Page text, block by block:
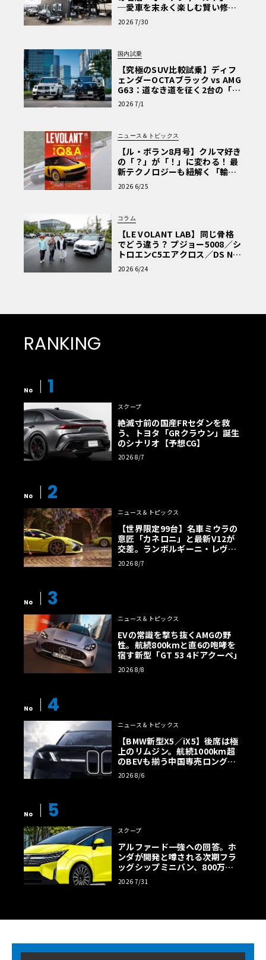
─愛車を末永く楽しむ賢い修理
術と、プロがフックス製オイル
を選ぶ理由〈PR〉
2026 7/30
国内試乗
【究極のSUV比較試乗】ディフ
ェンダーOCTAブラック vs AMG
G63：道なき道を征く2台の「対
極的アプローチ」
2026 7/1
ニュース＆トピックス
【ル・ボラン8月号】クルマ好き
の「？」が「！」に変わる！ 最
新テクノロジーも紐解く「輸入
車Q&A」
2026 6/25
コラム
【LE VOLANT LAB】同じ骨格
でどう違う？ プジョー5008／シ
トロエンC5エアクロス／DS Nº4
読者一気乗りレポート
2026 6/24
RANKING
No 1
スクープ
絶滅寸前の国産FRセダンを救
う、トヨタ「GRクラウン」誕生
のシナリオ【予想CG】
2026 8/7
No 2
ニュース＆トピックス
【世界限定99台】名車ミウラの
意匠「カネロニ」と最新V12が
交差。ランボルギーニ・レヴエ
ルトに60周年記念車が登場
2026 8/7
No 3
ニュース＆トピックス
EVの常識を撃ち抜くAMGの野
性。航続800kmと直6の咆哮を
宿す新型「GT 53 4ドアクーペ」
2026 8/8
No 4
ニュース＆トピックス
【BMW新型X5／iX5】後席は極
上のリムジン。航続1000km超
のBEVも揃う中国専売ロング仕
様の全貌
2026 8/6
No 5
スクープ
アルファード一強への回答。ホ
ンダが開発と噂される次期フラ
ッグシップミニバン、800万円
超の勝算【予想CG】
2026 7/31